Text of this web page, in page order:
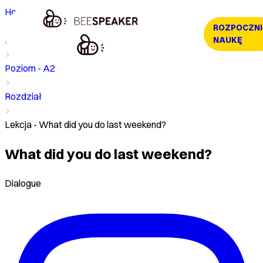
NAUKĘ
Home
Kurs
Poziom - A2
Rozdział
Lekcja - What did you do last weekend?
What did you do last weekend?
Dialogue